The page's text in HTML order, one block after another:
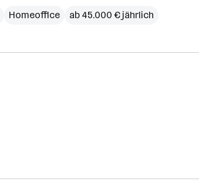
Homeoffice ab 45.000 € jährlich